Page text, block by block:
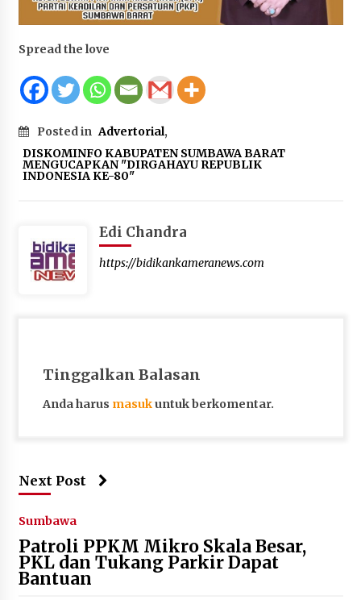
Terapkan “Polantas Menyapa”, Satlantas Polres
Kepolisian yang Profesional
Capaian Program Pemerintah Kabupaten
1 bulan ago
Spread the love
Posted in Advertorial,
DISKOMINFO KABUPATEN SUMBAWA BARAT
MENGUCAPKAN "DIRGAHAYU REPUBLIK
INDONESIA KE-80"
Edi Chandra
https://bidikankameranews.com
Tinggalkan Balasan
Anda harus masukuntuk berkomentar.
Next Post
Sumbawa
Patroli PPKM Mikro Skala Besar,
PKL dan Tukang Parkir Dapat
Bantuan